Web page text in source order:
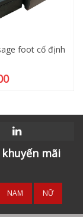
foot cố định
mãi
NAM NỮ